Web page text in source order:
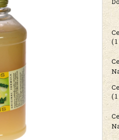
Cena nie
kosztów
( 1
( 1